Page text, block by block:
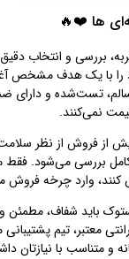
ها ❤️🔥
۷ سال تجربه، بررسی و
با یک هدف مشخص
تست‌شده و دارای
نمی‌کنند.
از فروش از نظر
بررسی می‌شود.
کنند، وارد چرخه
باید شفاف،
معتبر، تیم
و متناسب با نیازتان